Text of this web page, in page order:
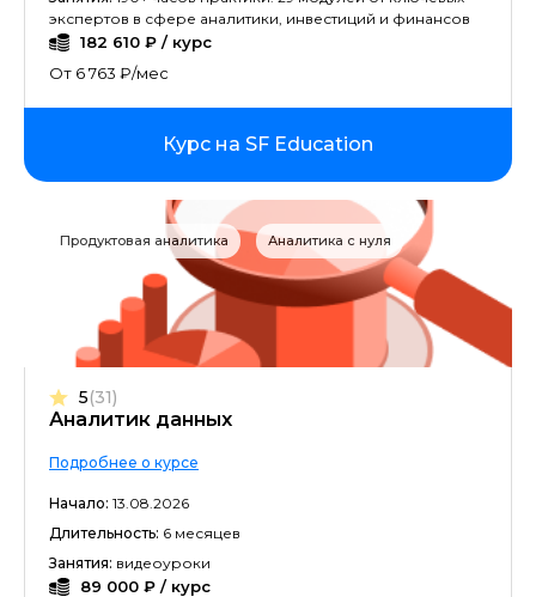
экспертов в сфере аналитики, инвестиций и финансов
182 610 ₽ / курс
От 6 763 ₽/мес
Курс на SF Education
Продуктовая аналитика Аналитика с нуля
Аналитик данных
5(31)
Подробнее о курсе
Начало: 13.08.2026
Длительность: 6 месяцев
Занятия: видеоуроки
89 000 ₽ / курс